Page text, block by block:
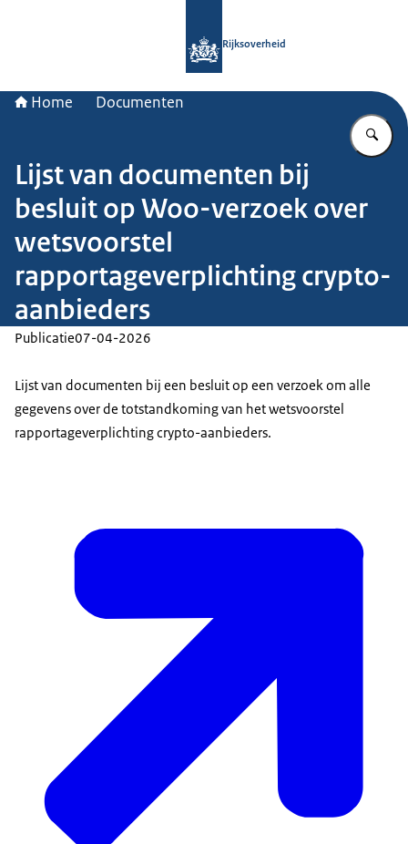
Rijksoverheid
Home Documenten
Lijst van documenten bij
besluit op Woo-verzoek over
wetsvoorstel
rapportageverplichting crypto-
aanbieders
Publicatie07-04-2026
Lijst van documenten bij een besluit op een verzoek om alle
gegevens over de totstandkoming van het wetsvoorstel
rapportageverplichting crypto-aanbieders.